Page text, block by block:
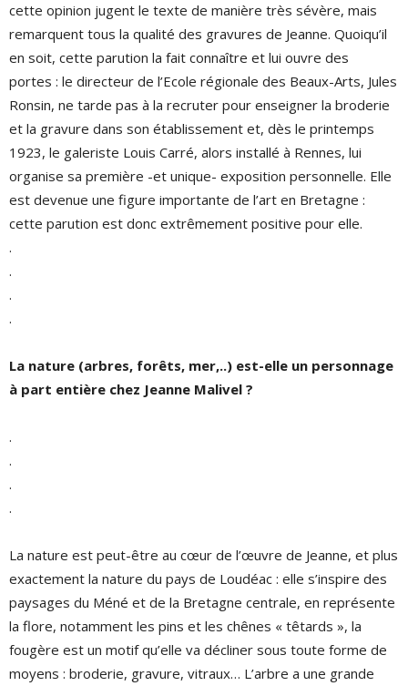
cette opinion jugent le texte de manière très sévère, mais
remarquent tous la qualité des gravures de Jeanne. Quoiqu’il
en soit, cette parution la fait connaître et lui ouvre des
portes : le directeur de l’Ecole régionale des Beaux-Arts, Jules
Ronsin, ne tarde pas à la recruter pour enseigner la broderie
et la gravure dans son établissement et, dès le printemps
1923, le galeriste Louis Carré, alors installé à Rennes, lui
organise sa première -et unique- exposition personnelle. Elle
est devenue une figure importante de l’art en Bretagne :
cette parution est donc extrêmement positive pour elle.
.
.
.
.
La nature (arbres, forêts, mer,..) est-elle un personnage
à part entière chez Jeanne Malivel ?
.
.
.
.
La nature est peut-être au cœur de l’œuvre de Jeanne, et plus
exactement la nature du pays de Loudéac : elle s’inspire des
paysages du Méné et de la Bretagne centrale, en représente
la flore, notamment les pins et les chênes « têtards », la
fougère est un motif qu’elle va décliner sous toute forme de
moyens : broderie, gravure, vitraux… L’arbre a une grande